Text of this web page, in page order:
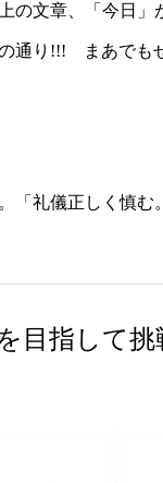
文章、「今日
通り!!! まあでも
「礼儀正しく慎
目指して